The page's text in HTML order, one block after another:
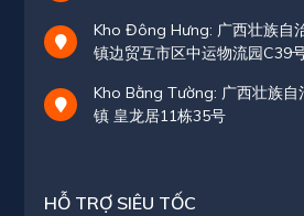
Kho Đông Hưng: 广西壮族自
镇边贸互市区中运物流园C39
Kho Bằng Tường: 广西壮族
镇 皇龙居11栋35号
HỖ TRỢ SIÊU TỐC